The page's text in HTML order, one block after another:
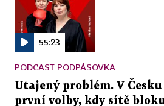
55:23
PODCAST PODPÁSOVKA
Utajený problém. V
první volby, kdy sítě